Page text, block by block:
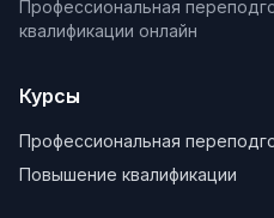
Профессиональная
квалификации онлайн
Курсы
Профессиональная
Повышение квалификации